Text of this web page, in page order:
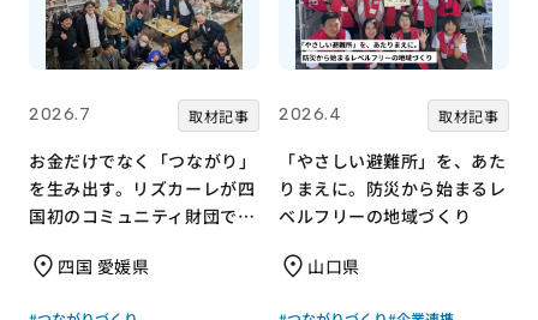
2026.7 取材記事
お金だけでなく「つながり」
を生み出す。リズカーレが四
国初のコミュニティ財団で挑
四国 愛媛県
2026.4 取材記事
「やさしい避難所」を、あた
りまえに。防災から始まるレ
ベルフリーの地域づくり
山口県